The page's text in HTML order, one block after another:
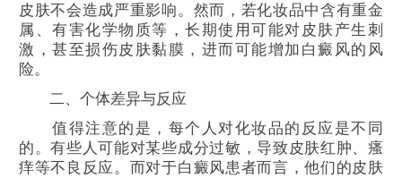
皮肤不会造成严重影响。然而，若化妆品中含有重金
属、有害化学物质等，长期使用可能对皮肤产生刺
激，甚至损伤皮肤黏膜，进而可能增加白癜风的风
险。
二、个体差异与反应
值得注意的是，每个人对化妆品的反应是不同
的。有些人可能对某些成分过敏，导致皮肤红肿、瘙
痒等不良反应。而对于白癜风患者而言，他们的皮肤